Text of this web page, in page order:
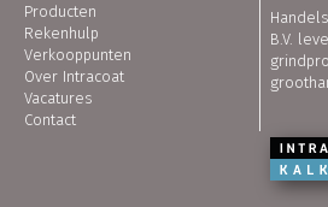
Producten
Rekenhulp
Verkooppunten
Over Intracoat
Vacatures
Contact
B.V.